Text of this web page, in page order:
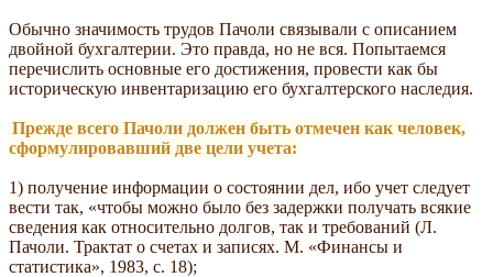
Обычно значимость трудов Пачоли связывали с описанием
двойной бухгалтерии. Это правда, но не вся. Попытаемся
перечислить основные его достижения, провести как бы
историческую инвентаризацию его бухгалтерского наследия.
Прежде всего Пачоли должен быть отмечен как человек,
сформулировавший две цели учета:
1) получение информации о состоянии дел, ибо учет следует
вести так, «чтобы можно было без задержки получать всякие
сведения как относительно долгов, так и требований (Л.
Пачоли. Трактат о счетах и записях. М. «Финансы и
статистика», 1983, с. 18);